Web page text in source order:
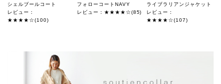
シェルブールコート
レビュー：
★★★★☆(100)
フォローコートNAVY
レビュー：★★★★☆(85)
ライブラリアンジャケット
レビュー：
★★★★☆(107)